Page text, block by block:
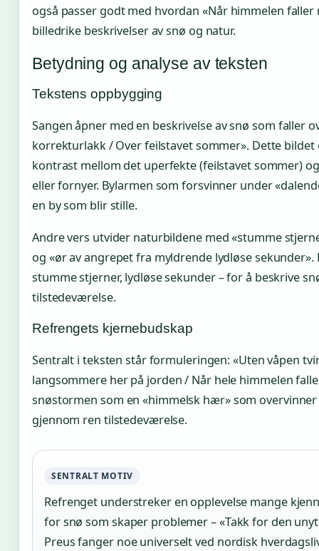
også passer godt med hvordan «Når himmelen faller
billedrike beskrivelser av snø og natur.
Betydning og analyse av teksten
Tekstens oppbygging
Sangen åpner med en beskrivelse av snø som faller
korrekturlakk / Over feilstavet sommer». Dette
kontrast mellom det uperfekte (feilstavet sommer)
eller fornyer. Bylarmen som forsvinner under
en by som blir stille.
Andre vers utvider naturbildene med «stumme
og «ør av angrepet fra myldrende lydløse
stumme stjerner, lydløse sekunder – for å beskrive
tilstedeværelse.
Refrengets kjernebudskap
Sentralt i teksten står formuleringen: «Uten våpen
langsommere her på jorden / Når hele himmelen
snøstormen som en «himmelsk hær» som
gjennom ren tilstedeværelse.
SENTRALT MOTIV
Refrenget understreker en opplevelse mange
for snø som skaper problemer – «Takk for den
Preus fanger noe universelt ved nordisk